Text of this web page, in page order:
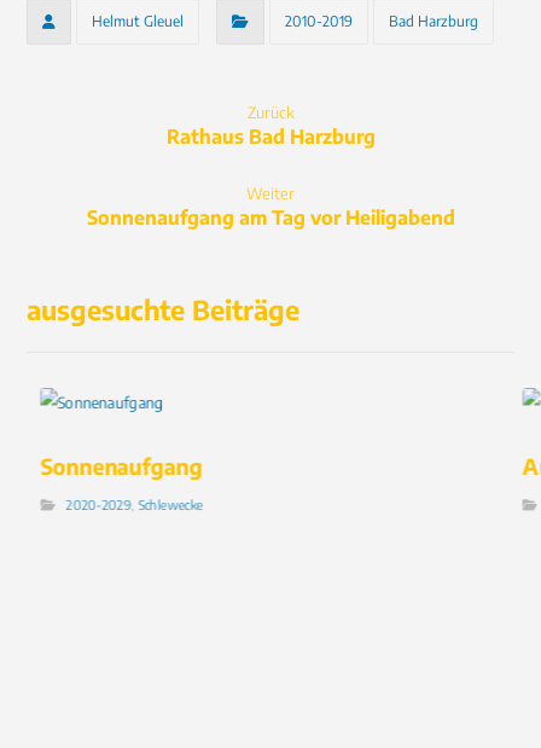
Helmut Gleuel 2010-2019 Bad Harzburg
Zurück
Rathaus Bad Harzburg
Weiter
Sonnenaufgang am Tag vor Heiligabend
ausgesuchte Beiträge
Sonnenaufgang
2020-2029 ,Schlewecke